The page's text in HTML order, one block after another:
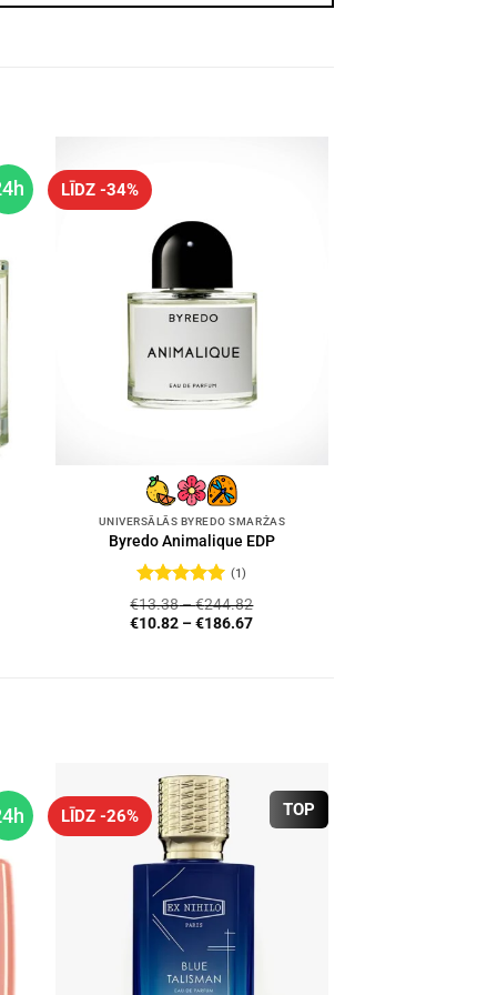
LĪDZ -34%
UNIVERSĀLĀS BYREDO SMARŽAS
Byredo Animalique EDP
Novērtēts
ar 5no 5
(1)
€13.38–€244.82
€10.82 –€186.67
TOP
LĪDZ -26%